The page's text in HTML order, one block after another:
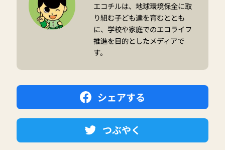
エコチルは、地球環境保全に取
り組む子ども達を育むととも
に、学校や家庭でのエコライフ
推進を目的としたメディアで
す。
シェアする
つぶやく